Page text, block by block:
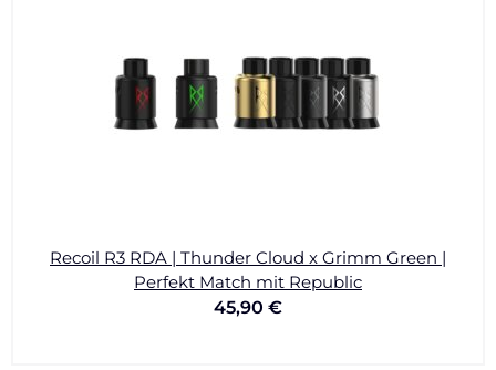
Recoil R3 RDA | Thunder Cloud x Grimm Green |
Perfekt Match mit Republic
45,90 €